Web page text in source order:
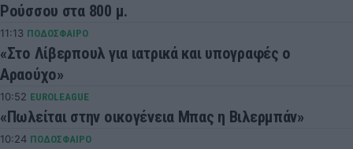
Ρούσσου στα 800 μ.
11:13 ΠΟΔΟΣΦΑΙΡΟ
«Στο Λίβερπουλ για ιατρικά και υπογραφές ο
Αραούχο»
10:52 EUROLEAGUE
«Πωλείται στην οικογένεια Μπας η Βιλερμπάν»
10:24 ΠΟΔΟΣΦΑΙΡΟ